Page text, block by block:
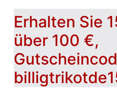
Erhalten Sie
über 100 €,